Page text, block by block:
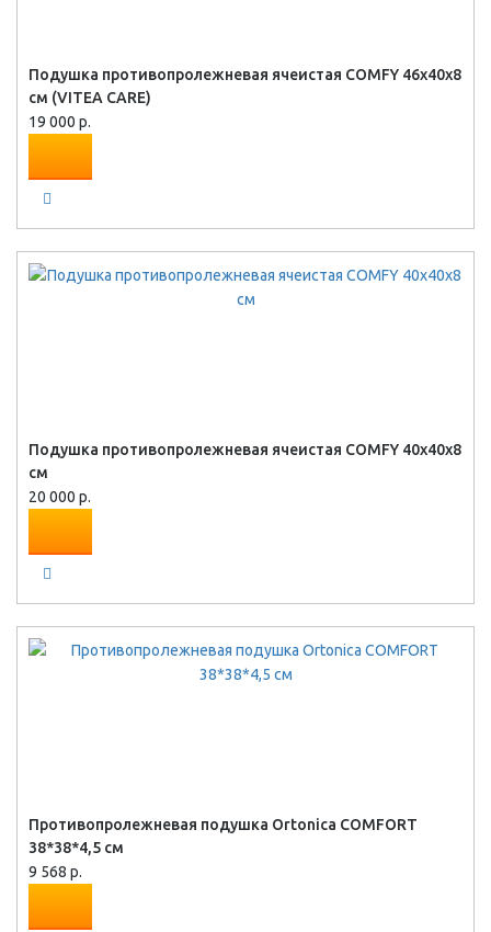
Подушка противопролежневая ячеистая COMFY 46х40х8
см (VITEA CARE)
19 000 р.
Подушка противопролежневая ячеистая COMFY 40х40х8
см
20 000 р.
Противопролежневая подушка Ortonica COMFORT
38*38*4,5 см
9 568 р.